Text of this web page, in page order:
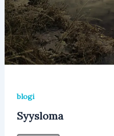
blogi
Syysloma